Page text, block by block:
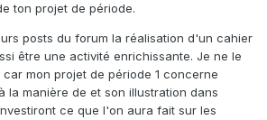
ton projet de période.
posts du forum la réalisation d'un cahier
être une activité enrichissante. Je ne le
mon projet de période 1 concerne
la manière de et son illustration dans
ce que l'on aura fait sur les